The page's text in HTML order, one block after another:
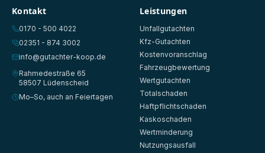
Kontakt
0170 - 500 4022
02351 - 874 3002
info@gutachter-koop.de
Rahmedestraße 65
58507 Lüdenscheid
Mo–So, auch an Feiertagen
Leistungen
Unfallgutachten
Kfz-Gutachten
Kostenvoranschlag
Fahrzeugbewertung
Wertgutachten
Totalschaden
Haftpflichtschaden
Kaskoschaden
Wertminderung
Nutzungsausfall